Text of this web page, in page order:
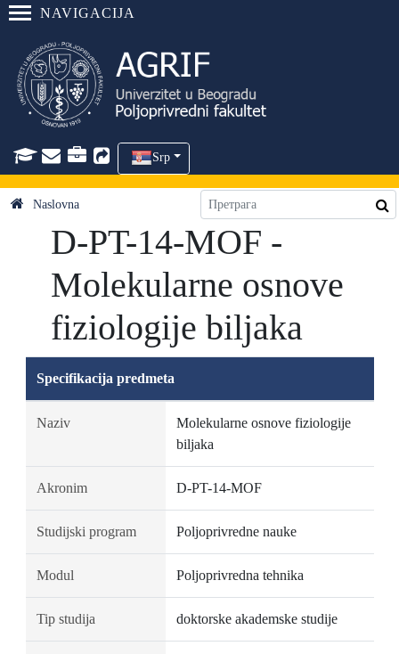
NAVIGACIJA
Srp
Naslovna
D-PT-14-MOF -
Molekularne osnove
fiziologije biljaka
Specifikacija predmeta
Naziv
Molekularne osnove fiziologije
biljaka
Akronim D-PT-14-MOF
Studijski program Poljoprivredne nauke
Modul Poljoprivredna tehnika
Tip studija doktorske akademske studije